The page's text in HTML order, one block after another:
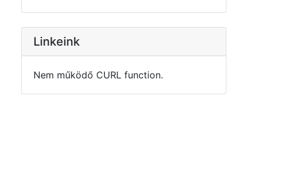
Linkeink
Nem működő CURL function.